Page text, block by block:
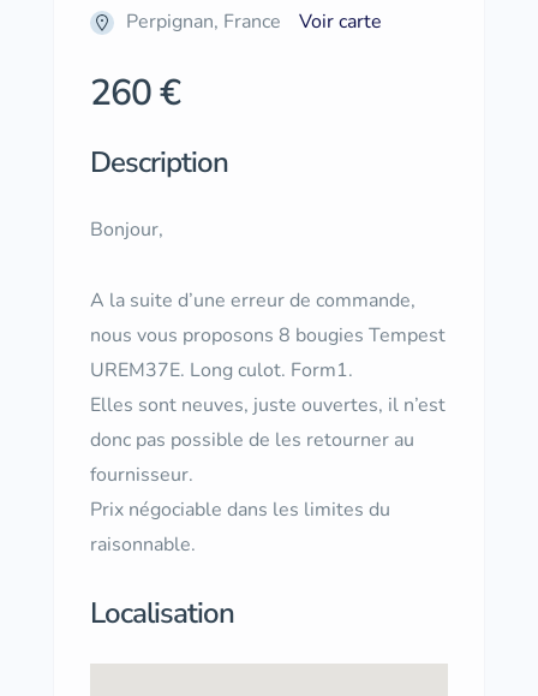
Perpignan, France Voir carte
260 €
Description
Bonjour,
A la suite d’une erreur de commande,
nous vous proposons 8 bougies Tempest
UREM37E. Long culot. Form1.
Elles sont neuves, juste ouvertes, il n’est
donc pas possible de les retourner au
fournisseur.
Prix négociable dans les limites du
raisonnable.
Localisation